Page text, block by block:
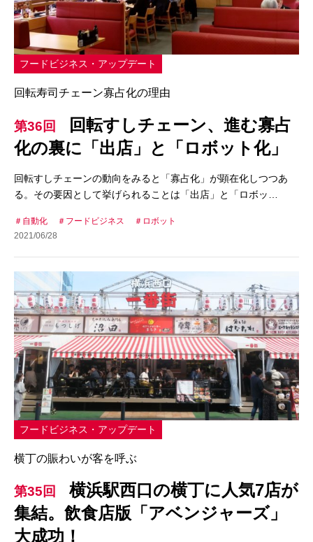
フードビジネス・アップデート
回転寿司チェーン寡占化の理由
第36回
回転すしチェーン、進む寡占
化の裏に「出店」と「ロボット化」
回転すしチェーンの動向をみると「寡占化」が顕在化しつつあ
る。その要因として挙げられることは「出店」と「ロボッ…
自動化 フードビジネス
ロボット
2021/06/28
フードビジネス・アップデート
横丁の賑わいが客を呼ぶ
第35回
横浜駅西口の横丁に人気7店が
集結。飲食店版「アベンジャーズ」
大成功！